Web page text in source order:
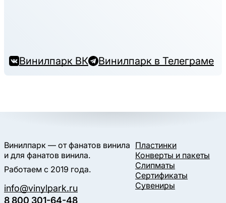
Винилпарк ВК Винилпарк в Телеграме
Винилпарк — от фанатов винила
и для фанатов винила.
Работаем с 2019 года.
info@vinylpark.ru
8 800 301-64-48
Пластинки
Конверты и пакеты
Слипматы
Сертификаты
Сувениры